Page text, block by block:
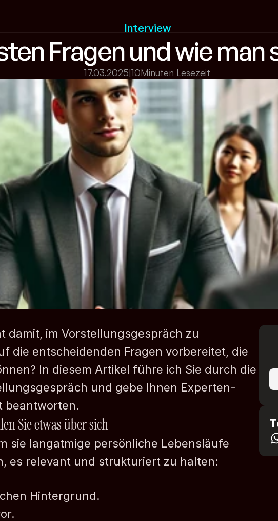
Interview
Fragen und wie
17.03.2025|10Minuten Lesezeit
damit, im Vorstellungsgespräch zu
die entscheidenden Fragen vorbereitet, die
In diesem Artikel führe ich Sie durch die
und gebe Ihnen Experten-
beantworten.
Sie etwas über sich
sie langatmige persönliche Lebensläufe
es relevant und strukturiert zu halten:
Hintergrund.